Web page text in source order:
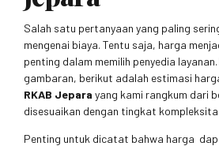
Salah satu pertanyaan yang paling
mengenai biaya. Tentu saja, harga
penting dalam memilih penyedia
gambaran, berikut adalah estimasi
RKAB Jepara yang kami rangkum dari
disesuaikan dengan tingkat
Penting untuk dicatat bahwa harga